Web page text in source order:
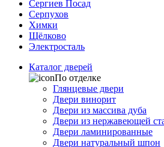
Сергиев Посад
Серпухов
Химки
Щёлково
Электросталь
Каталог дверей
По отделке
Глянцевые двери
Двери винорит
Двери из массива дуба
Двери из нержавеющей
Двери ламинированные
Двери натуральный шпон